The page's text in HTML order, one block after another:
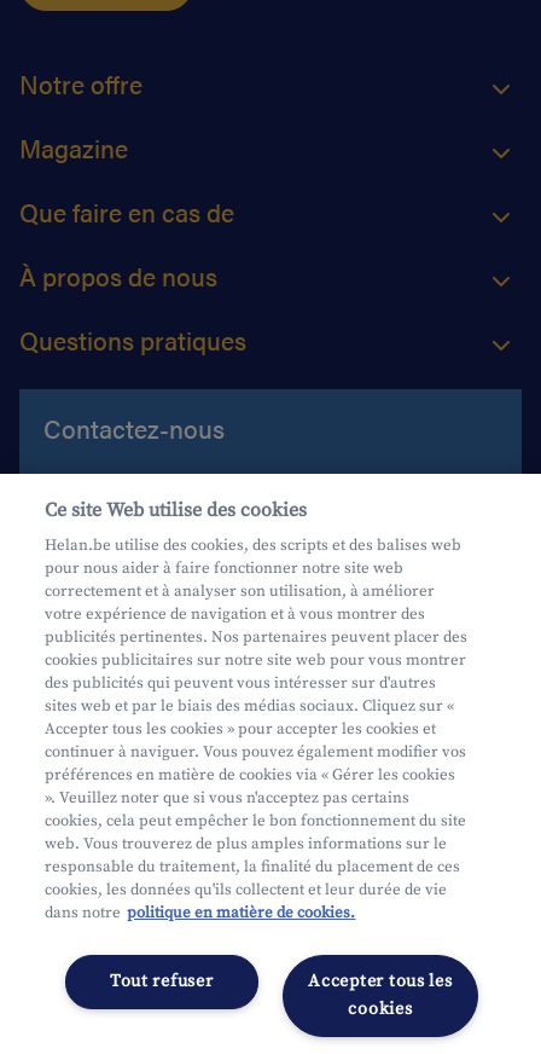
Notre offre
Magazine
Que faire en cas de
À propos de nous
Questions pratiques
Contactez-nous
Aide et contact
Prenez rendez-vous
Où nous trouver
Phishing
Mifid
Privacy
Info juridique
Soumis au contrôle de l'OCM
Déclaration d'accessibilité
Gérer les préférences
Ce site Web utilise des cookies
Helan.be utilise des cookies, des scripts et des balises web
pour nous aider à faire fonctionner notre site web
correctement et à analyser son utilisation, à améliorer
votre expérience de navigation et à vous montrer des
publicités pertinentes. Nos partenaires peuvent placer des
cookies publicitaires sur notre site web pour vous montrer
des publicités qui peuvent vous intéresser sur d'autres
sites web et par le biais des médias sociaux. Cliquez sur «
Accepter tous les cookies » pour accepter les cookies et
continuer à naviguer. Vous pouvez également modifier vos
préférences en matière de cookies via « Gérer les cookies
». Veuillez noter que si vous n'acceptez pas certains
cookies, cela peut empêcher le bon fonctionnement du site
web. Vous trouverez de plus amples informations sur le
responsable du traitement, la finalité du placement de ces
cookies, les données qu'ils collectent et leur durée de vie
dans notre politique en matière de cookies.
Accepter tous les
cookies
Tout refuser